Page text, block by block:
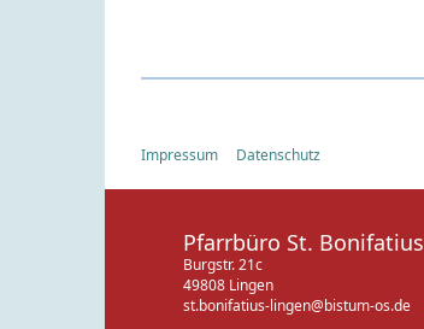
Impressum Datenschutz
Pfarrbüro St. Bonifatius
Burgstr. 21c
49808 Lingen
st.bonifatius-lingen@bistum-os.de